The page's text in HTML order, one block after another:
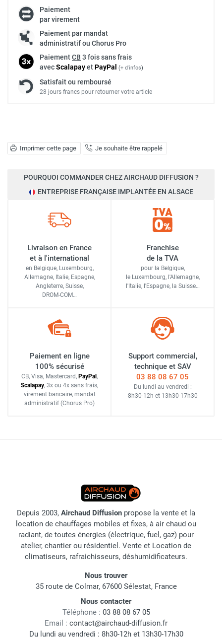
Imprimer cette page Je souhaite être rappelé
Paiement
par virement
Paiement par mandat
administratif ou Chorus Pro
PaiementCB 3 fois sans frais
avecScalapayetPayPal (+ d'infos)
Satisfait ou remboursé
28 jours francs pour retourner votre article
POURQUOI COMMANDER CHEZ AIRCHAUD DIFFUSION ?
ENTREPRISE FRANÇAISE IMPLANTÉE EN ALSACE
Livraison en France
et à l'international
en Belgique, Luxembourg,
Allemagne, Italie, Espagne,
Angleterre, Suisse,
DROM-COM…
Franchise
de la TVA
pour la Belgique,
le Luxembourg, l'Allemagne,
l'Italie, l'Espagne, la Suisse…
Paiement en ligne
100% sécurisé
CB, Visa, Mastercard, PayPal ,
Scalapay, 3x ou 4x sans frais,
virement bancaire, mandat
administratif (Chorus Pro)
Support commercial,
technique et SAV
03 88 08 67 05
Du lundi au vendredi :
8h30-12h et 13h30-17h30
Depuis 2003, Airchaud Diffusion propose la vente et la
location de chauffages mobiles et fixes, à air chaud ou
radiant, de toutes énergies (électrique, fuel, gaz) pour
atelier, chantier ou résidentiel. Vente et Location de
climatiseurs, rafraichisseurs, déshumidificateurs.
Nous trouver
35 route de Colmar, 67600 Sélestat, France
Nous contacter
Téléphone : 03 88 08 67 05
Email : contact@airchaud-diffusion.fr
Du lundi au vendredi : 8h30-12h et 13h30-17h30